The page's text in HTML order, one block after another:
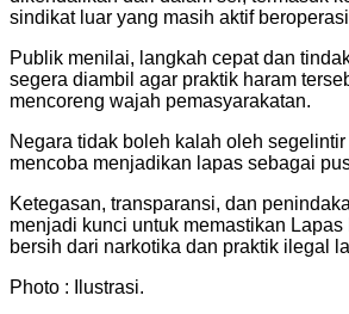
sindikat luar yang masih aktif
Publik menilai, langkah cepat dan
segera diambil agar praktik haram
mencoreng wajah pemasyarakatan.
Negara tidak boleh kalah oleh
mencoba menjadikan lapas sebagai
Ketegasan, transparansi, dan
menjadi kunci untuk memastikan
bersih dari narkotika dan praktik ilegal
Photo : Ilustrasi.